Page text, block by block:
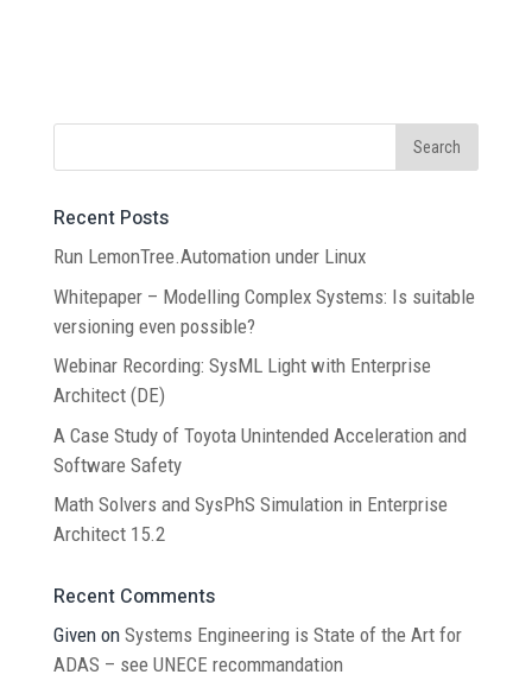
Recent Posts
Run LemonTree.Automation under Linux
Whitepaper – Modelling Complex Systems: Is suitable
versioning even possible?
Webinar Recording: SysML Light with Enterprise
Architect (DE)
A Case Study of Toyota Unintended Acceleration and
Software Safety
Math Solvers and SysPhS Simulation in Enterprise
Architect 15.2
Recent Comments
Givenon Systems Engineering is State of the Art for
ADAS – see UNECE recommandation